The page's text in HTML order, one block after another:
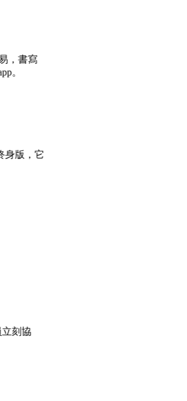
，書寫
。
身版，它
刻協